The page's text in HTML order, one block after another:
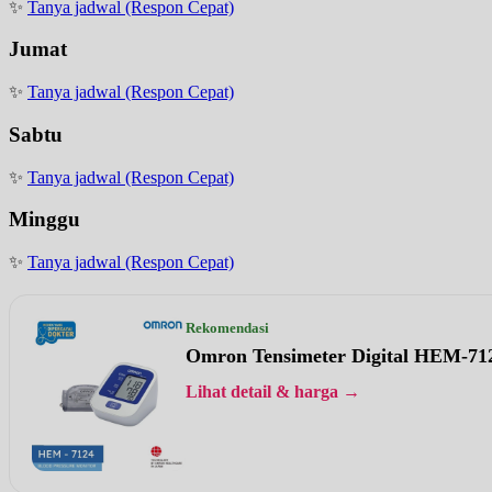
✨ Tanya jadwal (Respon Cepat)
Jumat
✨ Tanya jadwal (Respon Cepat)
Sabtu
✨ Tanya jadwal (Respon Cepat)
Minggu
✨ Tanya jadwal (Respon Cepat)
Rekomendasi
Omron Tensimeter Digital HEM-
Lihat detail & harga →